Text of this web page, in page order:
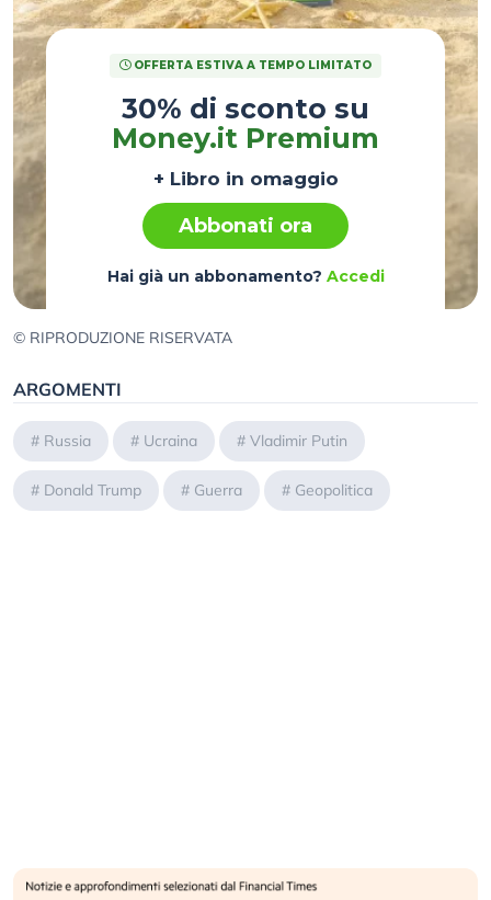
OFFERTA ESTIVA A TEMPO LIMITATO
30% di sconto su
Money.it Premium
+ Libro in omaggio
Abbonati ora
Hai già un abbonamento? Accedi
© RIPRODUZIONE RISERVATA
ARGOMENTI
# Russia # Ucraina # Vladimir Putin
# Donald Trump # Guerra # Geopolitica